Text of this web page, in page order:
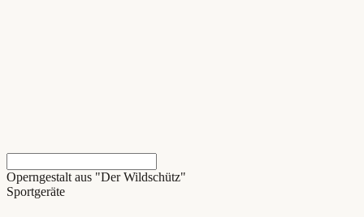
Operngestalt aus "Der Wildschütz"
Sportgeräte